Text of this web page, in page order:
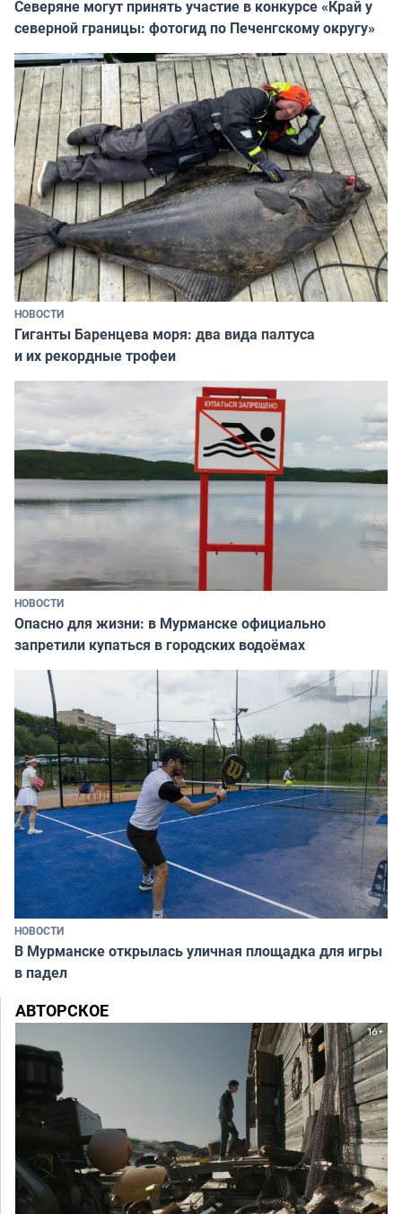
Северяне могут принять участие в конкурсе «Край у
северной границы: фотогид по Печенгскому округу»
НОВОСТИ
Гиганты Баренцева моря: два вида палтуса
и их рекордные трофеи
НОВОСТИ
Опасно для жизни: в Мурманске официально
запретили купаться в городских водоёмах
НОВОСТИ
В Мурманске открылась уличная площадка для игры
в падел
АВТОРСКОЕ